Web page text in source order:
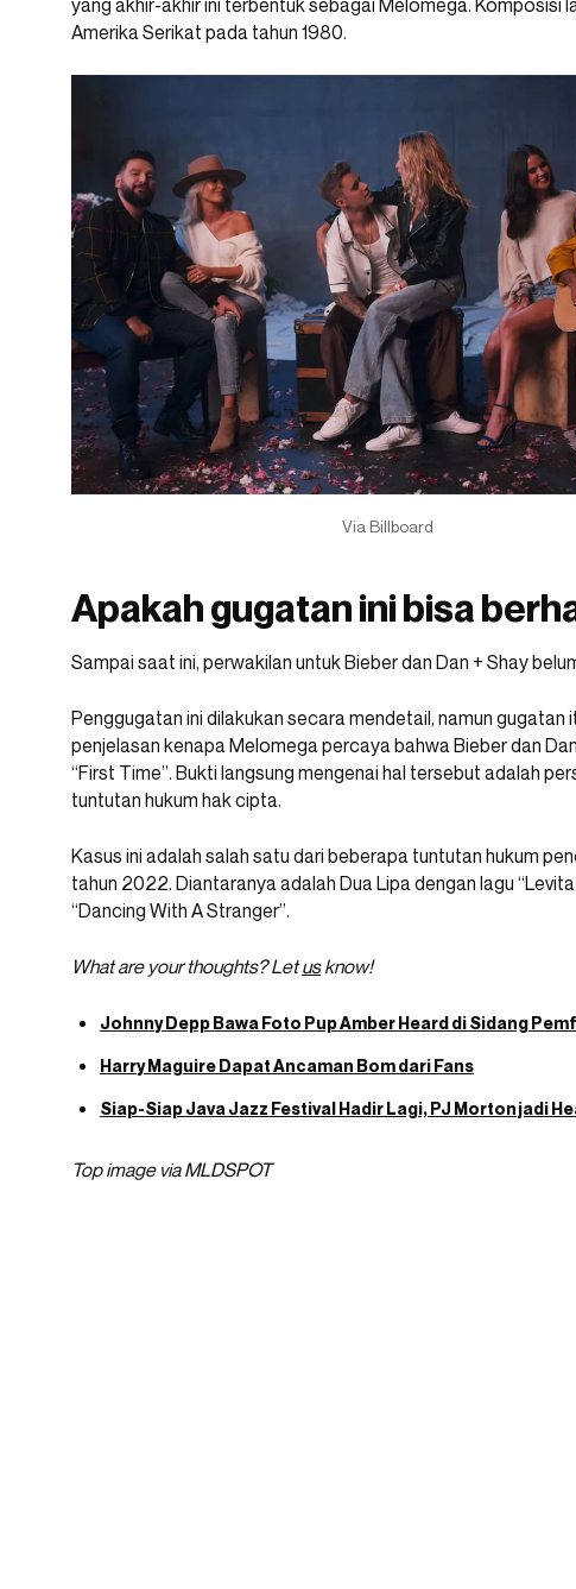
yang akhir-akhir ini terbentuk sebagai Melomega. Komposisi
Amerika Serikat pada tahun 1980.
Via Billboard
Apakah gugatan ini bisa
Sampai saat ini, perwakilan untuk Bieber dan Dan + Shay
Penggugatan ini dilakukan secara mendetail, namun
penjelasan kenapa Melomega percaya bahwa Bieber dan
“First Time”. Bukti langsung mengenai hal tersebut adalah
tuntutan hukum hak cipta.
Kasus ini adalah salah satu dari beberapa tuntutan hukum
tahun 2022. Diantaranya adalah Dua Lipa dengan lagu
“Dancing With A Stranger”.
What are your thoughts? Letusknow!
Johnny Depp Bawa Foto Pup Amber Heard di Sidang
Harry Maguire Dapat Ancaman Bom dari Fans
Siap-Siap Java Jazz Festival Hadir Lagi, PJ Morton jadi
Top image via MLDSPOT